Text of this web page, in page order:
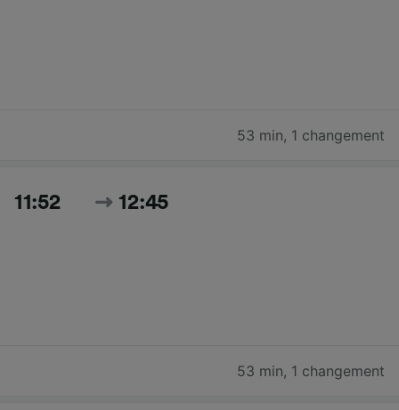
53 min, 1 changement
11:52 12:45
53 min, 1 changement